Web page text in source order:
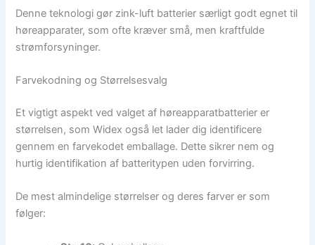
Denne teknologi gør zink-luft batterier særligt godt egnet til
høreapparater, som ofte kræver små, men kraftfulde
strømforsyninger.
Farvekodning og Størrelsesvalg
Et vigtigt aspekt ved valget af høreapparatbatterier er
størrelsen, som Widex også let lader dig identificere
gennem en farvekodet emballage. Dette sikrer nem og
hurtig identifikation af batteritypen uden forvirring.
De mest almindelige størrelser og deres farver er som
følger: